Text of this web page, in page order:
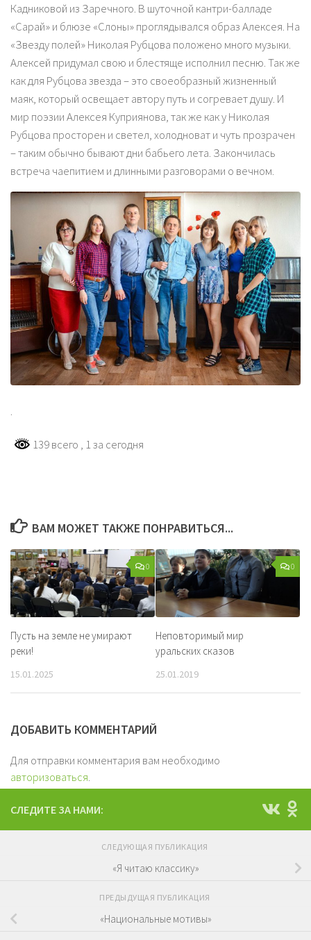
Кадниковой из Заречного. В шуточной кантри-балладе
«Сарай» и блюзе «Слоны» проглядывался образ Алексея. На
«Звезду полей» Николая Рубцова положено много музыки.
Алексей придумал свою и блестяще исполнил песню. Так же
как для Рубцова звезда – это своеобразный жизненный
маяк, который освещает автору путь и согревает душу. И
мир поэзии Алексея Куприянова, так же как у Николая
Рубцова просторен и светел, холодноват и чуть прозрачен
– таким обычно бывают дни бабьего лета. Закончилась
встреча чаепитием и длинными разговорами о вечном.
.
139 всего , 1 за сегодня
ВАМ МОЖЕТ ТАКЖЕ ПОНРАВИТЬСЯ...
0
Пусть на земле не умирают
реки!
15.01.2025
0
Неповторимый мир
уральских сказов
25.01.2019
ДОБАВИТЬ КОММЕНТАРИЙ
Для отправки комментария вам необходимо
авторизоваться.
СЛЕДИТЕ ЗА НАМИ:
СЛЕДУЮЩАЯ ПУБЛИКАЦИЯ
«Я читаю классику»
ПРЕДЫДУЩАЯ ПУБЛИКАЦИЯ
«Национальные мотивы»